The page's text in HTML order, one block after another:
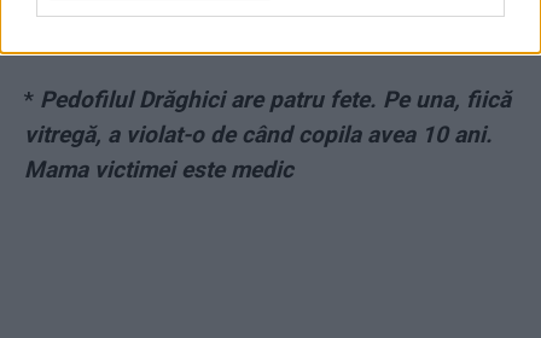
* Pedofilul Drăghici are patru fete. Pe una, fiică
vitregă, a violat-o de când copila avea 10 ani.
Mama victimei este medic